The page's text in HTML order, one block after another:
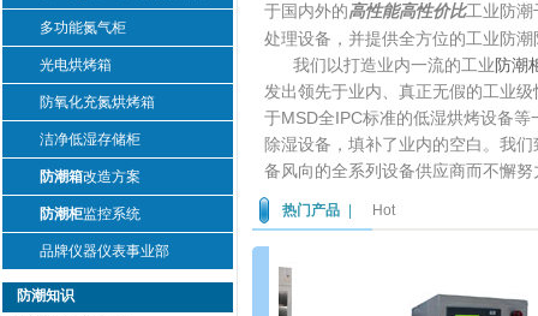
多功能氮气柜
光电烘烤箱
防氧化充氮烘烤箱
洁净低湿存储柜
防潮箱改造方案
防潮柜监控系统
品牌仪器仪表事业部
防潮知识
于国内外的高性能高性价比工业防潮
处理设备，并提供全方位的工业防
我们以打造业内一流的工业防潮
发出领先于业内、真正无假的工业
于MSD全IPC标准的低湿烘烤设备
除湿设备，填补了业内的空白。我
备风向的全系列设备供应商而不懈努
热门产品 Hot